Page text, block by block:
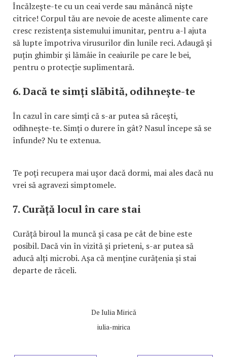
Încălzește-te cu un ceai verde sau mănâncă niște
citrice! Corpul tău are nevoie de aceste alimente care
cresc rezistența sistemului imunitar, pentru a-l ajuta
să lupte împotriva virusurilor din lunile reci. Adaugă și
puțin ghimbir și lămâie în ceaiurile pe care le bei,
pentru o protecție suplimentară.
6. Dacă te simți slăbită, odihnește-te
În cazul în care simți că s-ar putea să răcești,
odihnește-te. Simți o durere în gât? Nasul începe să se
înfunde? Nu te extenua.
Te poți recupera mai ușor dacă dormi, mai ales dacă nu
vrei să agravezi simptomele.
7. Curăță locul în care stai
Curăță biroul la muncă și casa pe cât de bine este
posibil. Dacă vin în vizită și prieteni, s-ar putea să
aducă alți microbi. Așa că menține curățenia și stai
departe de răceli.
De Iulia Mirică
iulia-mirica